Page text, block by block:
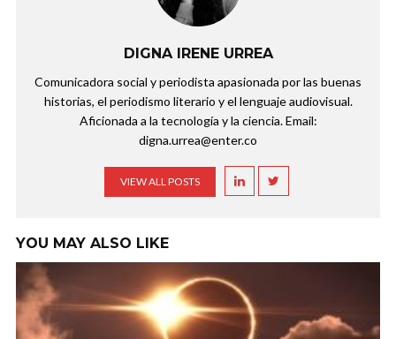
DIGNA IRENE URREA
Comunicadora social y periodista apasionada por las buenas
historias, el periodismo literario y el lenguaje audiovisual.
Aficionada a la tecnología y la ciencia. Email:
digna.urrea@enter.co
VIEW ALL POSTS
YOU MAY ALSO LIKE